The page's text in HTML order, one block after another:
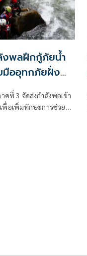
งพลฝึกกู้ภัยน้ำ
มืออุทกภัยฝั่ง
คที่ 3 จัดส่งกำลังพลเข้า
พื่อเพิ่มทักษะการช่วย